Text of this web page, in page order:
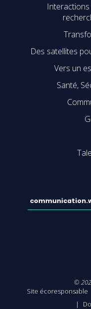
Des satellites
Vers un
Santé,
©
Site écoresponsable